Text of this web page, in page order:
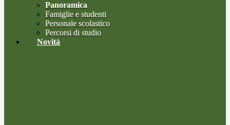
Panoramica
Famiglie e studenti
Personale scolastico
Percorsi di studio
Novità